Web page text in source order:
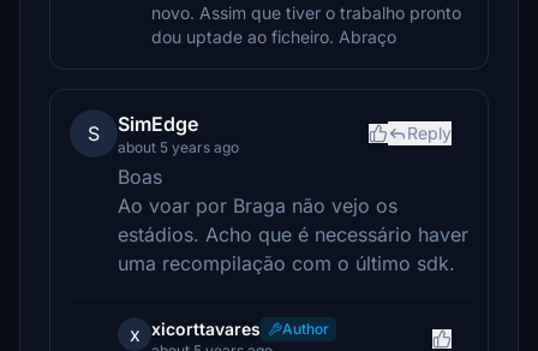
novo. Assim que tiver o trabalho pronto
dou uptade ao ficheiro. Abraço
S SimEdge
about 5 years ago
Reply
Boas
Ao voar por Braga não vejo os
estádios. Acho que é necessário haver
uma recompilação com o último sdk.
x xicorttavares
Author